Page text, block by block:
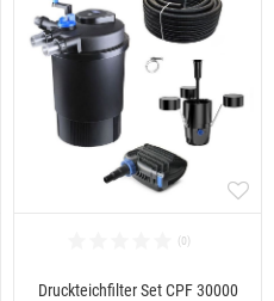
Druckteichfilter Set CPF 30000